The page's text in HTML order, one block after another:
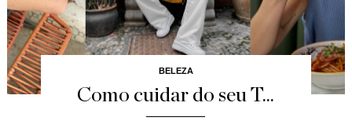
BELEZA
Como cuidar do seu T...